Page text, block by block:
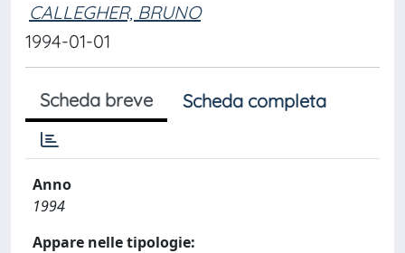
CALLEGHER, BRUNO
1994-01-01
Scheda breve Scheda completa
Anno
1994
Appare nelle tipologie: